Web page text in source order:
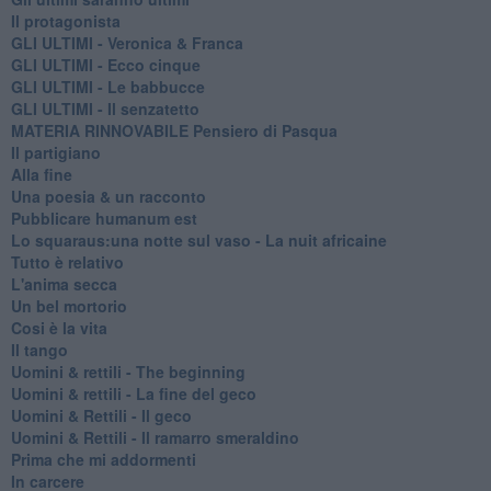
Il protagonista
GLI ULTIMI - Veronica & Franca
GLI ULTIMI - Ecco cinque
GLI ULTIMI - Le babbucce
GLI ULTIMI - Il senzatetto
MATERIA RINNOVABILE Pensiero di Pasqua
Il partigiano
Alla fine
Una poesia & un racconto
Pubblicare humanum est
Lo squaraus:una notte sul vaso - La nuit africaine
Tutto è relativo
L'anima secca
Un bel mortorio
Cosi è la vita
Il tango
​Uomini & rettili - The beginning
​Uomini & rettili - La fine del geco
Uomini & Rettili - Il geco
Uomini & Rettili - Il ramarro smeraldino
Prima che mi addormenti
In carcere